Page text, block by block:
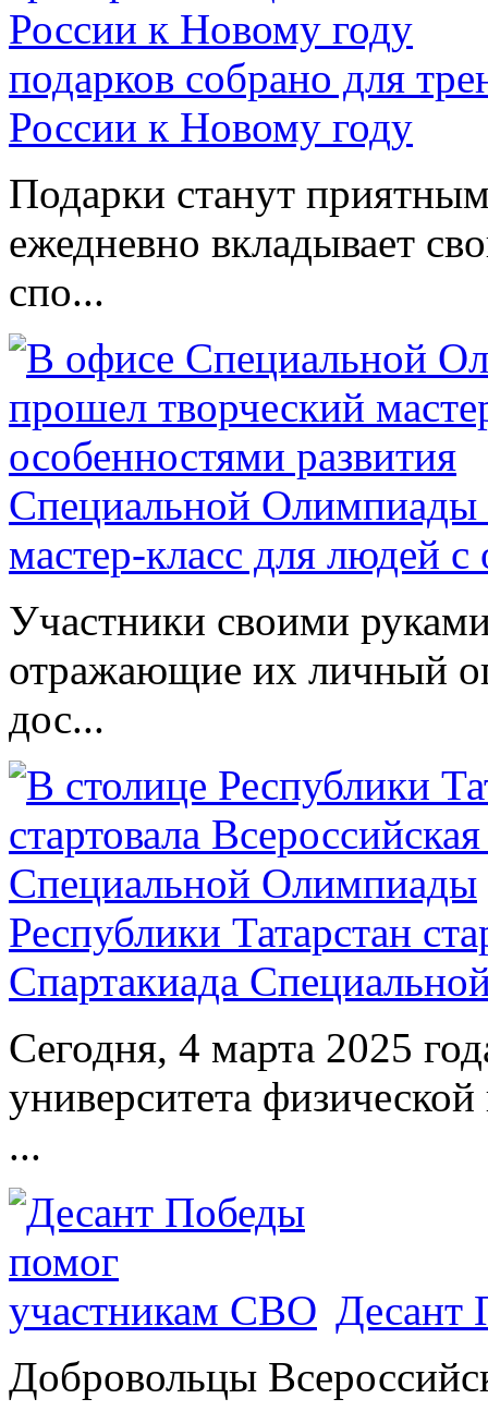
подарков собрано для
России к Новому году
Подарки станут
ежедневно вкладывает
спо...
Специальной Олимпиады
мастер-класс для людей
Участники своими
отражающие их личный
дос...
Республики Татарстан
Спартакиада
Сегодня, 4 марта 2025
университета
...
Десант
Добровольцы